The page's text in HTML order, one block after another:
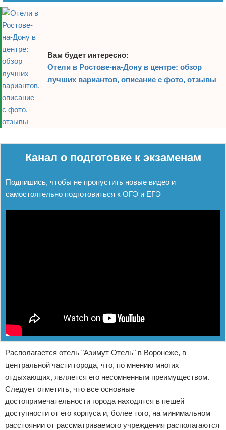
Вам будет интересно:
Отели в Ростове-на-Дону в центре: обзор
лучших вариантов, описание с фото, отзывы
Канал о подготовке к экзаменам
Подпишись, чтобы не пропустить новые видео и
самостоятельно подготовиться к ОГЭ и ЕГЭ
Располагается отель "Азимут Отель" в Воронеже, в
центральной части города, что, по мнению многих
отдыхающих, является его несомненным преимуществом.
Следует отметить, что все основные
достопримечательности города находятся в пешей
доступности от его корпуса и, более того, на минимальном
расстоянии от рассматриваемого учреждения располагаются